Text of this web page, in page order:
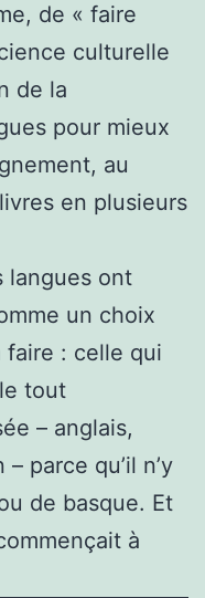
de « faire
culturelle
de la
pour mieux
au
en plusieurs
langues ont
un choix
faire : celle qui
tout
– anglais,
parce qu’il n’y
de basque. Et
à